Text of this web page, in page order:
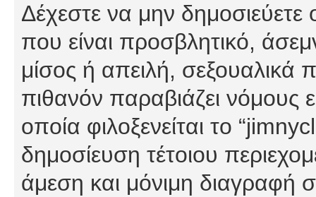
Δέχεστε να μην
που είναι προσβλητικό,
μίσος ή απειλή, σεξουαλικά
πιθανόν παραβιάζει νόμους
οποία φιλοξενείται το
δημοσίευση τέτοιου
άμεση και μόνιμη διαγραφή